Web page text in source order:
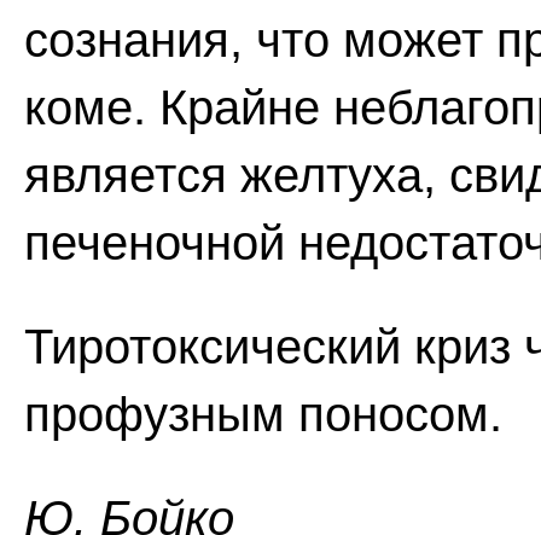
сознания, что может
коме. Крайне
является желтуха,
печеночной
Тиротоксический
профузным поносом.
Ю. Бойко